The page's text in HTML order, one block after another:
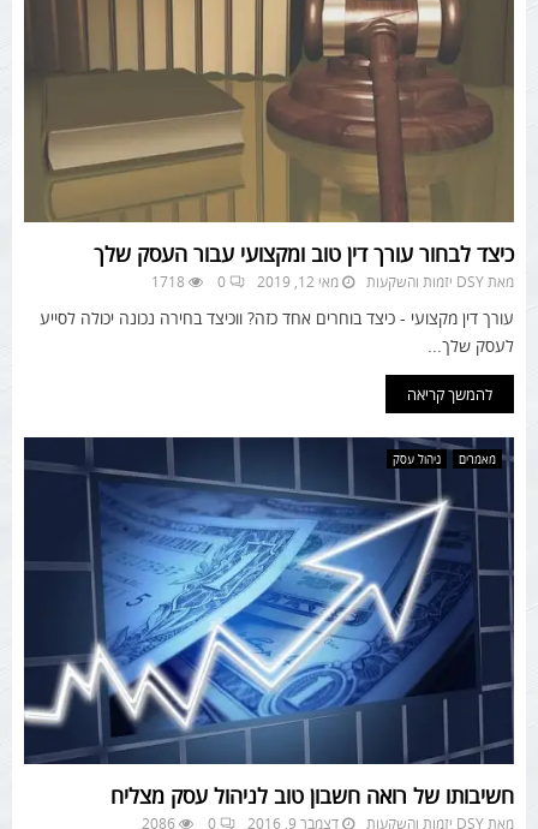
כיצד לבחור עורך דין טוב ומקצועי עבור העסק שלך
מאתDSY יזמות והשקעות מאי 12, 2019 0
1718
עורך דין מקצועי - כיצד בוחרים אחד כזה? ווכיצד בחירה נכונה יכולה לסייע
לעסק שלך...
להמשך קריאה
מאמרים ניהול עסק
חשיבותו של רואה חשבון טוב לניהול עסק מצליח
מאתDSY יזמות והשקעות דצמבר 9, 2016 0
2086